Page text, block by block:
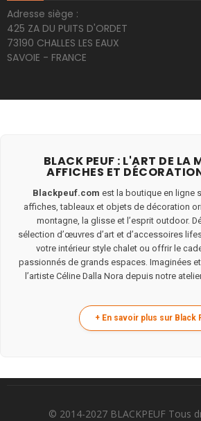
Adresse siège :
425 ZA DU PUITS D'ORDET
73190 CHALLES LES EAUX
SAVOIE - FRANCE
BLACK PEUF : L'ART DE LA
AFFICHES ET
Blackpeuf.com est la boutique en ligne
affiches, tableaux et objets de décoration
montagne, la glisse et l’esprit outdoor.
sélection d’œuvres d’art et d’accessoires
votre intérieur style chalet ou offrir le
passionnés de grands espaces. Imaginées
l’artiste Céline Dalla Nora depuis notre
© 2014-2027 BLACKPEUF Tous